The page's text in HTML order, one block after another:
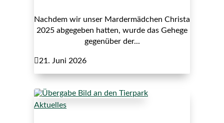
Nachdem wir unser Mardermädchen Christa
2025 abgegeben hatten, wurde das Gehege
gegenüber der...
21. Juni 2026
Aktuelles